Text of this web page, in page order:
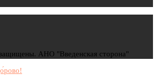
АНО "Введенская сторона"